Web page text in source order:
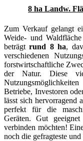
8 ha Landw.
Zum Verkauf gelangt
Weide- und
beträgtrund 8 ha,
verschiedenen
forstwirtschaftliche
der Natur. Diese
Betriebe, Investoren
lässt sich hervorragend
perfekt für die
Geräten. Gut
verbinden möchten!
noch die gefragteste